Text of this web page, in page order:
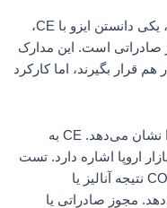
یکی از مهم‌ترین اشتباهات در صادرات، یکی دانستن ایزو با CE،
است. این مدارک
قرار بگیرند، اما کارکرد
ایزو معمولاً سیستم مدیریتی شرکت را نشان می‌دهد. CE به
اروپا اشاره دارد. تست
ریپورت نتیجه آزمون محصول است. COA نتیجه آنالیز یا
مجوز صادراتی یا